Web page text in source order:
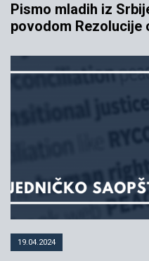
Pismo mladih iz
povodom Rezolucije
19.04.2024